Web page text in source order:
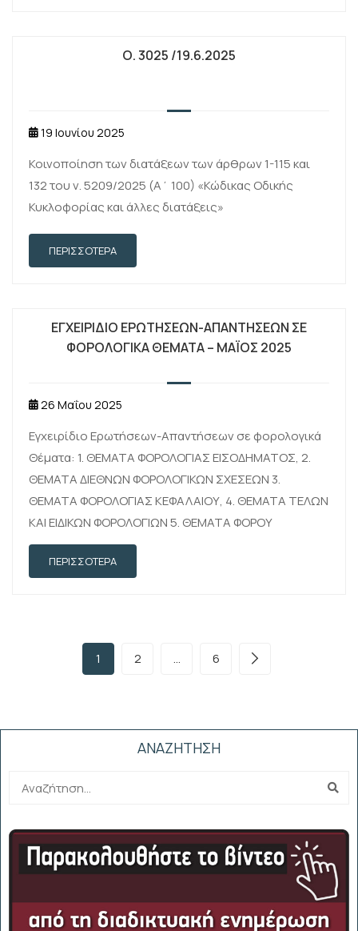
Ο. 3025 /19.6.2025
19 Ιουνίου 2025
Κοινοποίηση των διατάξεων των άρθρων 1-115 και
132 του ν. 5209/2025 (Α΄ 100) «Κώδικας Οδικής
Κυκλοφορίας και άλλες διατάξεις»
ΠΕΡΙΣΣΌΤΕΡΑ
ΕΓΧΕΙΡΊΔΙΟ ΕΡΩΤΉΣΕΩΝ-ΑΠΑΝΤΉΣΕΩΝ ΣΕ
ΦΟΡΟΛΟΓΙΚΆ ΘΈΜΑΤΑ – ΜΆΙΟΣ 2025
26 Μαΐου 2025
Εγχειρίδιο Ερωτήσεων-Απαντήσεων σε φορολογικά
Θέματα: 1. ΘΕΜΑΤΑ ΦΟΡΟΛΟΓΙΑΣ ΕΙΣΟΔΗΜΑΤΟΣ, 2.
ΘΕΜΑΤΑ ΔΙΕΘΝΩΝ ΦΟΡΟΛΟΓΙΚΩΝ ΣΧΕΣΕΩΝ 3.
ΘΕΜΑΤΑ ΦΟΡΟΛΟΓΙΑΣ ΚΕΦΑΛΑΙΟΥ, 4. ΘΕΜΑΤΑ ΤΕΛΩΝ
ΚΑΙ ΕΙΔΙΚΩΝ ΦΟΡΟΛΟΓΙΩΝ 5. ΘΕΜΑΤΑ ΦΟΡΟΥ
ΠΡΟΣΤΙΘΕΜΕΝΗΣ ΑΞΙΑΣ (Φ.Π.Α.), 6. ΘΕΜΑΤΑ
ΦΟΡΟΛΟΓΙΚΩΝ ΕΛΕΓΧΩΝ 7. ΘΕΜΑΤΑ ΜΗΤΡΩΟΥ, 8.
ΠΕΡΙΣΣΌΤΕΡΑ
1 2 … 6
ΑΝΑΖΗΤΗΣΗ